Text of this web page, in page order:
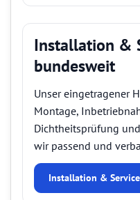
Installation &
bundesweit
Unser eingetragener
Montage,
Dichtheitsprüfung
wir passend und
Installation & Service